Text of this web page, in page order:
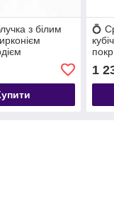
з білим
💍
1